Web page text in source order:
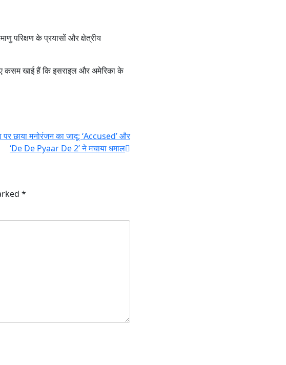
परिक्षण के प्रयासों और क्षेत्रीय
कसम खाई हैं कि इसराइल और अमेरिका के
पर छाया मनोरंजन का जादू: ‘Accused’ और
‘De De Pyaar De 2’ ने मचाया धमाल
*